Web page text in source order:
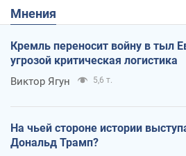
Мнения
Кремль переносит войну в тыл
угрозой критическая логистика
Виктор Ягун 5,6 т.
На чьей стороне истории
Дональд Трамп?